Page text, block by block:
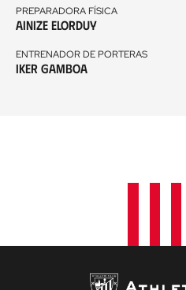
PREPARADORA FÍSICA
Ainize Elorduy
ENTRENADOR DE PORTERAS
Iker Gamboa